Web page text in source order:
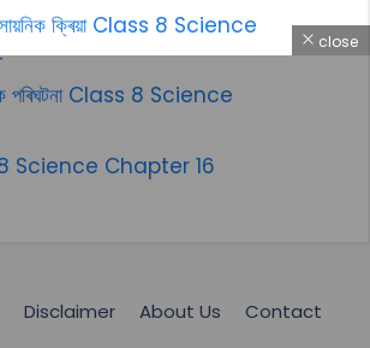
ক্ৰিয়া Class 8 Science
পৰিঘটনা Class 8 Science
Science Chapter 16
Disclaimer About Us
Contact
close